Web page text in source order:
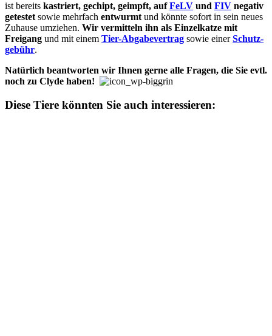
ist bereits kas­­triert, ge­­chipt, ge­impft, aufFeLV und FIV ne­­ga­tiv
ge­­tes­­tet so­­wie mehr­­fach ent­wurmt und kön­nte so­­fort in sein neu­­es
Zu­­hau­­se um­zieh­en. Wir ver­­mit­t­eln ihn als Einzelkatze mit
Freigang und mit ein­­em Tier-Ab­­ga­­be­­ver­trag so­­wie ein­erSchutz­­
ge­bühr.
Natürlich be­­ant­­wor­­ten wir Ihn­en ger­ne alle Fra­­gen, die Sie evtl.
noch zu Clyde ha­­ben!
Diese Tiere könnten Sie auch interessieren: